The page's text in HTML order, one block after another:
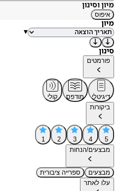
מיון וסינון
איפוס
מיון
▾
סינון
פורמטים
דיגיטלי מודפס
קולי
ביקורות
5
4
3
2
1
מבצעים/הנחות
מבצעים
ספרייה ציבורית
עלו לאתר